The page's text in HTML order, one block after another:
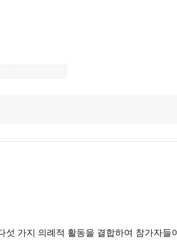
가지 의례적 활동을 결합하여 참가자들